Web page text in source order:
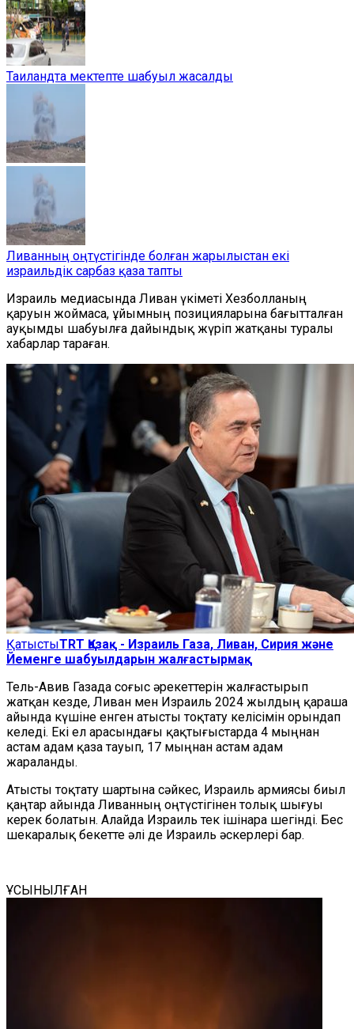
Таиландта мектепте шабуыл жасалды
Ливанның оңтүстігінде болған жарылыстан екі
израильдік сарбаз қаза тапты
Израиль медиасында Ливан үкіметі Хезболланың
қаруын жоймаса, ұйымның позицияларына бағытталған
ауқымды шабуылға дайындық жүріп жатқаны туралы
хабарлар тараған.
ҚатыстыTRT Қазақ - Израиль Газа, Ливан, Сирия және
Йеменге шабуылдарын жалғастырмақ
Тель-Авив Газада соғыс әрекеттерін жалғастырып
жатқан кезде, Ливан мен Израиль 2024 жылдың қараша
айында күшіне енген атысты тоқтату келісімін орындап
келеді. Екі ел арасындағы қақтығыстарда 4 мыңнан
астам адам қаза тауып, 17 мыңнан астам адам
жараланды.
Атысты тоқтату шартына сәйкес, Израиль армиясы биыл
қаңтар айында Ливанның оңтүстігінен толық шығуы
керек болатын. Алайда Израиль тек ішінара шегінді. Бес
шекаралық бекетте әлі де Израиль әскерлері бар.
ҰСЫНЫЛҒАН